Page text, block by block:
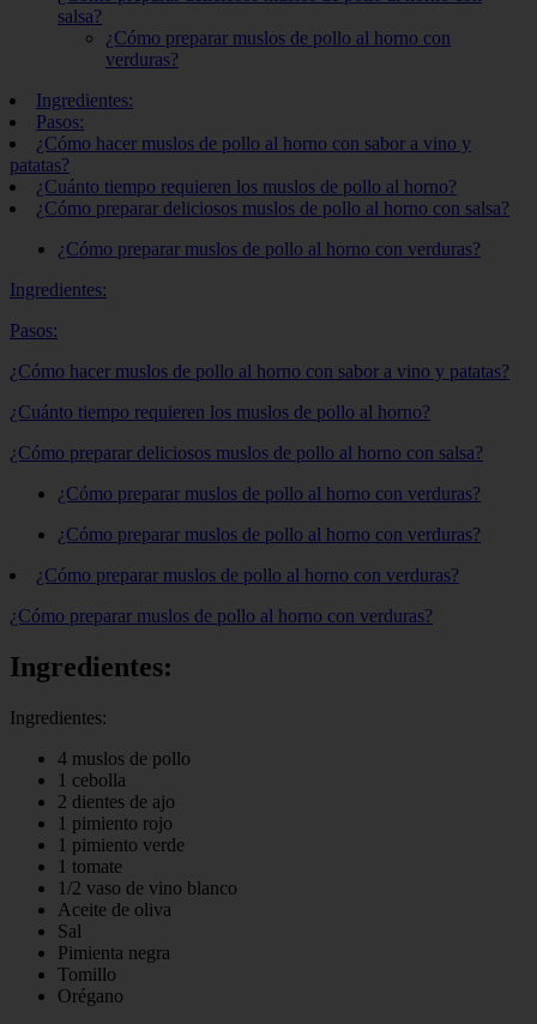
salsa?
¿Cómo preparar muslos de pollo al horno con
verduras?
Ingredientes:
Pasos:
¿Cómo hacer muslos de pollo al horno con sabor a vino y
patatas?
¿Cuánto tiempo requieren los muslos de pollo al horno?
¿Cómo preparar deliciosos muslos de pollo al horno con salsa?
¿Cómo preparar muslos de pollo al horno con verduras?
Ingredientes:
Pasos:
¿Cómo hacer muslos de pollo al horno con sabor a vino y patatas?
¿Cuánto tiempo requieren los muslos de pollo al horno?
¿Cómo preparar deliciosos muslos de pollo al horno con salsa?
¿Cómo preparar muslos de pollo al horno con verduras?
¿Cómo preparar muslos de pollo al horno con verduras?
¿Cómo preparar muslos de pollo al horno con verduras?
¿Cómo preparar muslos de pollo al horno con verduras?
Ingredientes:
Ingredientes:
4 muslos de pollo
1 cebolla
2 dientes de ajo
1 pimiento rojo
1 pimiento verde
1 tomate
1/2 vaso de vino blanco
Aceite de oliva
Sal
Pimienta negra
Tomillo
Orégano